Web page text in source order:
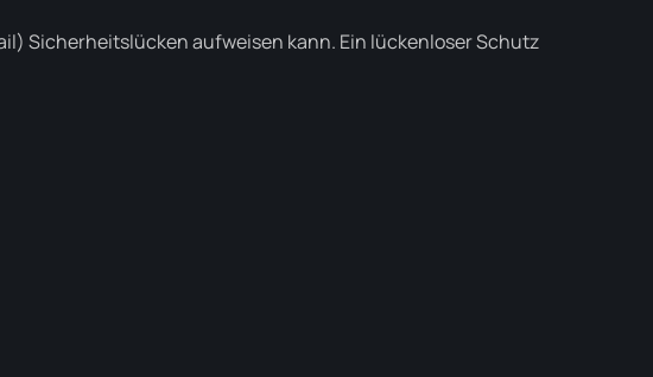
Sicherheitslücken aufweisen kann. Ein lückenloser Schutz